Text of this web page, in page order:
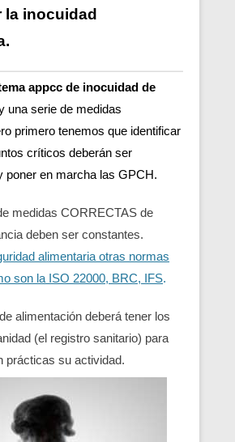
la inocuidad
appcc de inocuidad de
una serie de medidas
primero tenemos que identificar
críticos deberán ser
poner en marcha las GPCH.
medidas CORRECTAS de
deben ser constantes.
alimentaria otras normas
son la ISO 22000, BRC, IFS.
alimentación deberá tener los
(el registro sanitario) para
prácticas su actividad.